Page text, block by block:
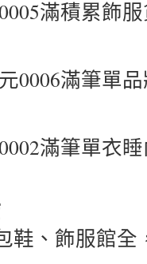
滿積累飾
0006滿筆單
滿筆單衣
鞋、飾服館全